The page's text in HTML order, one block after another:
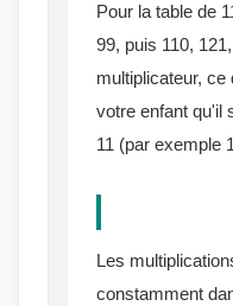
Pour la table de
99, puis 110,
multiplicateur, ce
votre enfant qu'il
11 (par exemple
Les
constamment